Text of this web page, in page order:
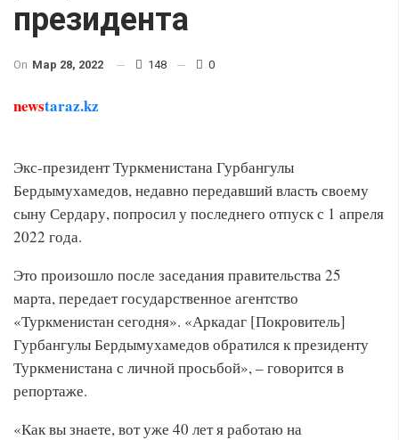
президента
On Мар 28, 2022 148 0
newstaraz.kz
Экс-президент Туркменистана Гурбангулы
Бердымухамедов, недавно передавший власть своему
сыну Сердару, попросил у последнего отпуск с 1 апреля
2022 года.
Это произошло после заседания правительства 25
марта, передает государственное агентство
«Туркменистан сегодня». «Аркадаг [Покровитель]
Гурбангулы Бердымухамедов обратился к президенту
Туркменистана с личной просьбой», – говорится в
репортаже.
«Как вы знаете, вот уже 40 лет я работаю на